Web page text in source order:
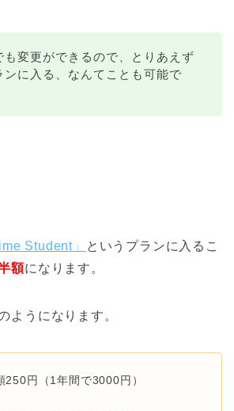
も変更ができるので、とりあえず
ンに入る、なんてことも可能で
Student」
というプランに入るこ
額になります。
ようになります。
250円（1年間で3000円）